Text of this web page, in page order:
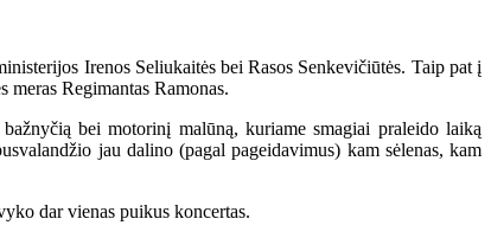
Irenos Seliukaitės bei Rasos Senkevičiūtės. Taip pat į
Regimantas Ramonas.
bei motorinį malūną, kuriame smagiai praleido laiką
jau dalino (pagal pageidavimus) kam sėlenas, kam
dar vienas puikus koncertas.